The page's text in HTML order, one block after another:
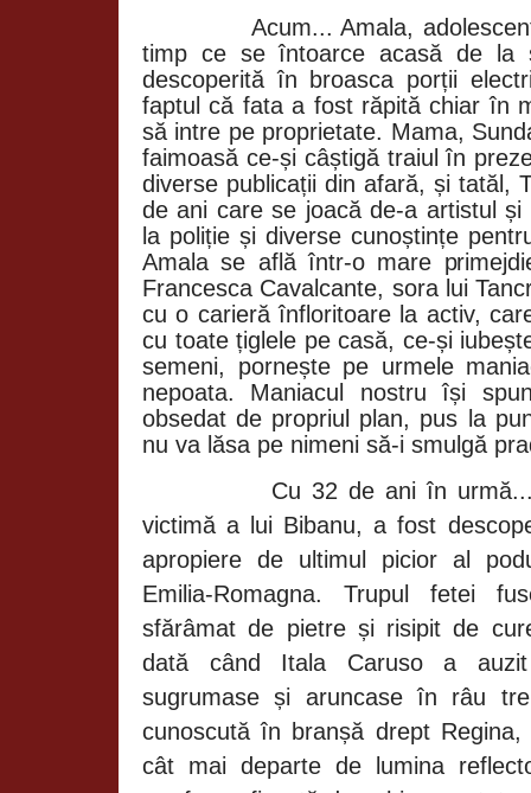
Acum... Amala,
timp ce se întoarce acasă de la
descoperită în broasca porții
faptul că fata a fost răpită chiar în
să intre pe proprietate. Mama,
faimoasă ce-și câștigă traiul în
diverse publicații din afară, și tatăl,
de ani care se joacă de-a artistul și
la poliție și diverse cunoștințe
Amala se află într-o mare
Francesca Cavalcante, sora lui
cu o carieră înfloritoare la activ,
cu toate țiglele pe casă, ce-și
semeni, pornește pe urmele
nepoata. Maniacul nostru își
obsedat de propriul plan, pus la
nu va lăsa pe nimeni să-i smulgă
Cu 32 de ani în
victimă a lui Bibanu, a fost
apropiere de ultimul picior al
Emilia-Romagna. Trupul fetei
sfărâmat de pietre și risipit de
dată când Itala Caruso a
sugrumase și aruncase în râu
cunoscută în branșă drept
cât mai departe de lumina